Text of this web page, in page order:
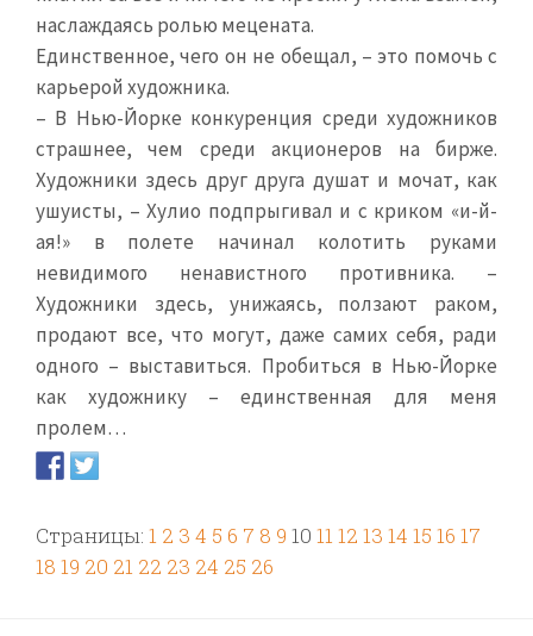
наслаждаясь ролью мецената.
Единственное, чего он не обещал, – это помочь с
карьерой художника.
– В Нью-Йорке конкуренция среди художников
страшнее, чем среди акционеров на бирже.
Художники здесь друг друга душат и мочат, как
ушуисты, – Хулио подпрыгивал и с криком «и-й-
ая!» в полете начинал колотить руками
невидимого ненавистного противника. –
Художники здесь, унижаясь, ползают раком,
продают все, что могут, даже самих себя, ради
одного – выставиться. Пробиться в Нью-Йорке
как художнику – единственная для меня
пролем…
Страницы: 1 2 3 4 5 6 7 8 9 10 1112 13 14 15 16 17
18 19 20 21 22 23 24 25 26